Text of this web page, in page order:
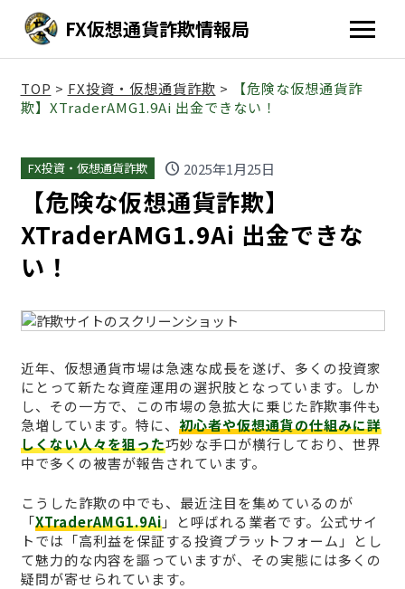
FX仮想通貨詐欺情報局
TOP > FX投資・仮想通貨詐欺 >
【危険な仮想通貨詐
欺】XTraderAMG1.9Ai 出金できない！
FX投資・仮想通貨詐欺 schedule 2025年1月25日
【危険な仮想通貨詐欺】
XTraderAMG1.9Ai 出金できな
い！
近年、仮想通貨市場は急速な成長を遂げ、多くの投資家
にとって新たな資産運用の選択肢となっています。しか
し、その一方で、この市場の急拡大に乗じた詐欺事件も
急増しています。特に、 初心者や仮想通貨の仕組みに詳
しくない人々を狙った巧妙な手口が横行しており、世界
中で多くの被害が報告されています。
こうした詐欺の中でも、最近注目を集めているのが
「XTraderAMG1.9Ai」と呼ばれる業者です。公式サイ
トでは「高利益を保証する投資プラットフォーム」とし
て魅力的な内容を謳っていますが、その実態には多くの
疑問が寄せられています。